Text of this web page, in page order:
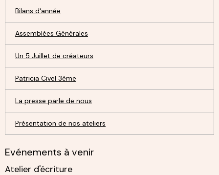
Bilans d'année
Assemblées Générales
Un 5 Juillet de créateurs
Patricia Civel 3ème
La presse parle de nous
Présentation de nos ateliers
Evénements à venir
Atelier d'écriture